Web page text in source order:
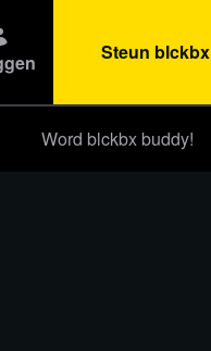
Steun blckbx
Word blckbx buddy!